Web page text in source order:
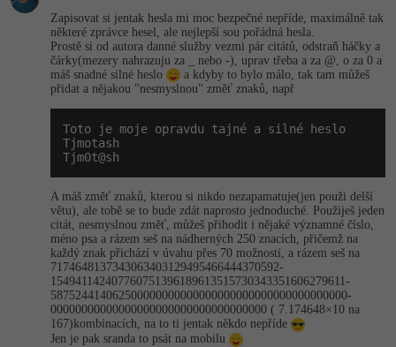
Zapisovat si jentak hesla mi moc bezpečné nepříde, maximálně tak
některé zprávce hesel, ale nejlepší sou pořádná hesla.
Prostě si od autora danné služby vezmi pár citátů, odstraň háčky a
čárky(mezery nahrazuju za _ nebo -), uprav třeba a za @, o za 0 a
máš snadné silné heslo
a kdyby to bylo málo, tak tam můžeš
přidat a nějakou "nesmyslnou" změť znaků, např
Toto je moje opravdu tajné a silné heslo
Tjmotash
Tjm0t@sh
A máš změť znaků, kterou si nikdo nezapamatuje(jen použi delší
větu), ale tobě se to bude zdát naprosto jednoduché. Použiješ jeden
citát, nesmyslnou změť, můžeš přihodit i nějaké významné číslo,
méno psa a rázem seš na nádherných 250 znacích, přičemž na
každý znak přichází v úvahu přes 70 možností, a rázem seš na
7174648137343­063403129495466444370592­
154941142407760751396189­613515730343351606279611­
587524414062500000000000­000000000000000000000000­
000000000000000000000000­00000000000 ( 7.174648×10 na
167)kombinacích, na to ti jentak někdo nepříde
Jen je pak sranda to psát na mobilu